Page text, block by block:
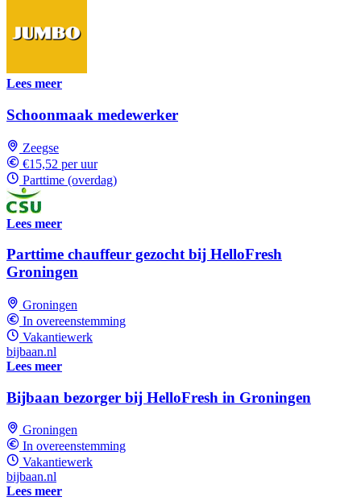
Lees meer
Schoonmaak medewerker
Zeegse
€15,52 per uur
Parttime (overdag)
Lees meer
Parttime chauffeur gezocht bij HelloFresh
Groningen
Groningen
In overeenstemming
Vakantiewerk
bijbaan.nl
Lees meer
Bijbaan bezorger bij HelloFresh in Groningen
Groningen
In overeenstemming
Vakantiewerk
bijbaan.nl
Lees meer